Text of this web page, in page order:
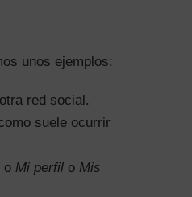
unos ejemplos:
red social.
suele ocurrir
oMi perfil oMis